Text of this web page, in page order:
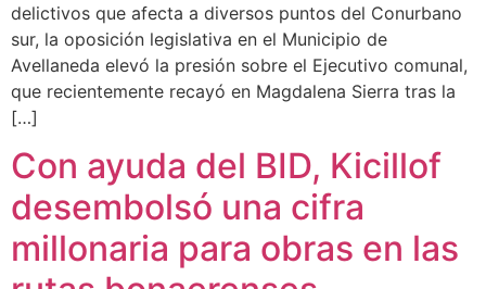
delictivos que afecta a diversos puntos del Conurbano
sur, la oposición legislativa en el Municipio de
Avellaneda elevó la presión sobre el Ejecutivo comunal,
que recientemente recayó en Magdalena Sierra tras la
[…]
Con ayuda del BID, Kicillof
desembolsó una cifra
millonaria para obras en las